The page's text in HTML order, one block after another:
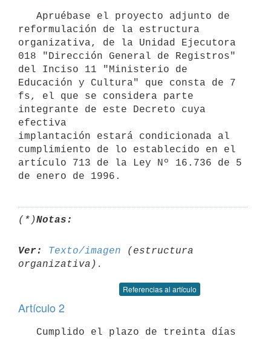
reformulación de la estructura
organizativa, de la Unidad Ejecutora
018 "Dirección General de Registros"
del Inciso 11 "Ministerio de
Educación y Cultura" que consta de 7
fs, el que se considera parte
integrante de este Decreto cuya
efectiva
implantación estará condicionada al
cumplimiento de lo establecido en el
artículo 713 de la Ley Nº 16.736 de 5
(*)Notas:
Ver: Texto/imagen (estructura
Referencias al artículo
Artículo 2